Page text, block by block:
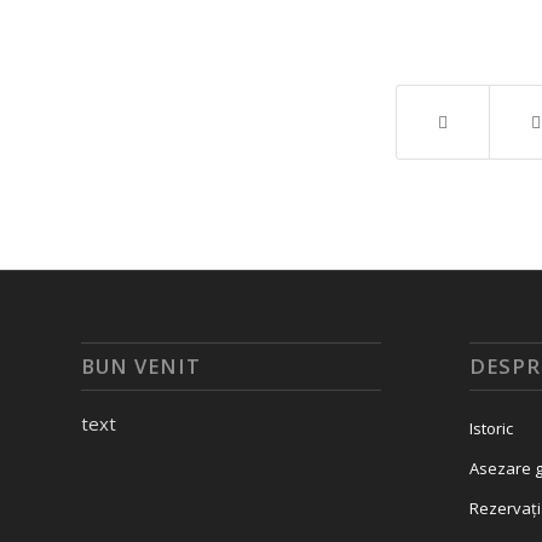
BUN VENIT
text
Istoric
Asezare